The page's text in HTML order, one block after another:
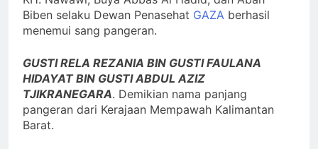
Biben selaku Dewan Penasehat GAZA berhasil
menemui sang pangeran.
GUSTI RELA REZANIA BIN GUSTI FAULANA
HIDAYAT BIN GUSTI ABDUL AZIZ
TJIKRANEGARA. Demikian nama panjang
pangeran dari Kerajaan Mempawah Kalimantan
Barat.